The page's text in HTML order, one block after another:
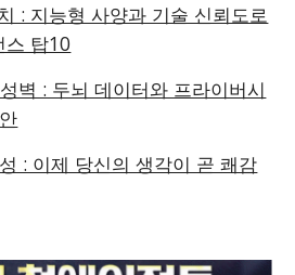
: 지능형 사양과 기술 신뢰도로
스 탑10
벽 : 두뇌 데이터와 프라이버시
: 이제 당신의 생각이 곧 쾌감